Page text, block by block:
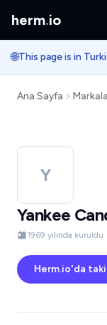
herm.io
🌐This page is in
Ana Sayfa
Y
Yankee
1969 yılında kuruldu
Herm.io'da